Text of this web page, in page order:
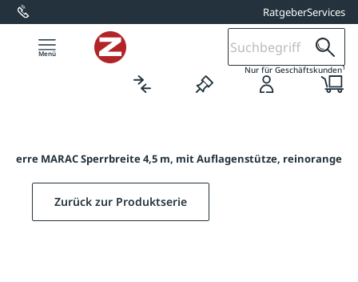
springen RatgeberServices
Nur für Geschäftskunden1
MARAC Sperrbreite 4,5 m, mit Auflagenstütze, reinorange
Zurück zur Produktserie